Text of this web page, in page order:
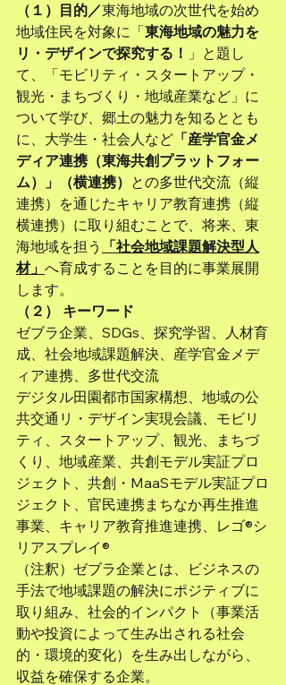
（１）目的／東海地域の次世代を始め
地域住民を対象に「東海地域の魅力を
リ・デザインで探究する！ 」と題し
て、「モビリティ・スタートアップ・
観光・まちづくり・地域産業など」に
ついて学び、郷土の魅力を知るととも
に、大学生・社会人など 「産学官金メ
ディア連携（東海共創プラットフォー
ム）」（横連携） との多世代交流（縦
連携）を通じたキャリア教育連携（縦
横連携）に取り組むことで、将来、東
海地域を担う
「社会地域課題解決型人
材」 へ育成することを目的に事業展開
します。
（２） キーワード
ゼブラ企業、SDGs、探究学習、人材育
成、社会地域課題解決、産学官金メデ
ィア連携、多世代交流
デジタル田園都市国家構想、地域の公
共交通リ・デザイン実現会議、モビリ
ティ、スタートアップ、観光、まちづ
くり、地域産業、共創モデル実証プロ
ジェクト、共創・MaaSモデル実証プロ
ジェクト、官民連携まちなか再生推進
事業、キャリア教育推進連携、レゴ®シ
リアスプレイ®
（注釈）ゼブラ企業とは、ビジネスの
手法で地域課題の解決にポジティブに
取り組み、社会的インパクト（事業活
動や投資によって生み出される社会
的・環境的変化）を生み出しながら、
収益を確保する企業。